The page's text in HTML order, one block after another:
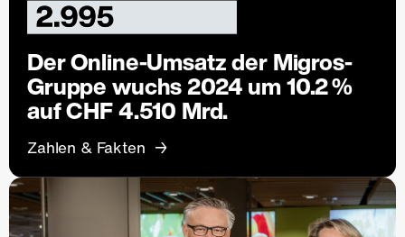
Der Online-Umsatz der Migros-
Gruppe wuchs 2024 um 10.2 %
auf CHF 4.510 Mrd.
Zahlen & Fakten